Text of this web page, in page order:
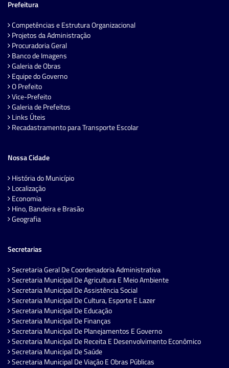
Prefeitura
Competências e Estrutura Organizacional
Projetos da Administração
Procuradoria Geral
Banco de Imagens
Galeria de Obras
Equipe do Governo
O Prefeito
Vice-Prefeito
Galeria de Prefeitos
Links Úteis
Recadastramento para Transporte Escolar
Nossa Cidade
História do Município
Localização
Economia
Hino, Bandeira e Brasão
Geografia
Secretarias
Secretaria Geral De Coordenadoria Administrativa
Secretaria Municipal De Agricultura E Meio Ambiente
Secretaria Municipal De Assistência Social
Secretaria Municipal De Cultura, Esporte E Lazer
Secretaria Municipal De Educação
Secretaria Municipal De Finanças
Secretaria Municipal De Planejamentos E Governo
Secretaria Municipal De Receita E Desenvolvimento Econômico
Secretaria Municipal De Saúde
Secretaria Municipal De Viação E Obras Públicas